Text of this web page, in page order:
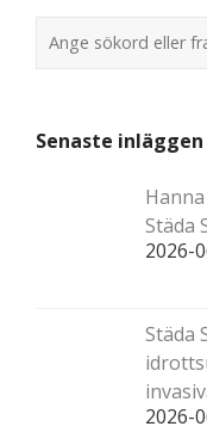
Senaste inläggen
Städa
2026-
Städa
2026-